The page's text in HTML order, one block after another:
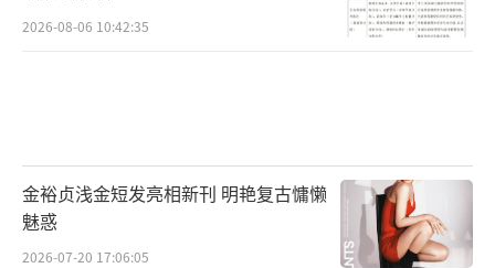
2026-08-06 10:42:35
金裕贞浅金短发亮相新刊 明艳复古慵懒
魅惑
2026-07-20 17:06:05